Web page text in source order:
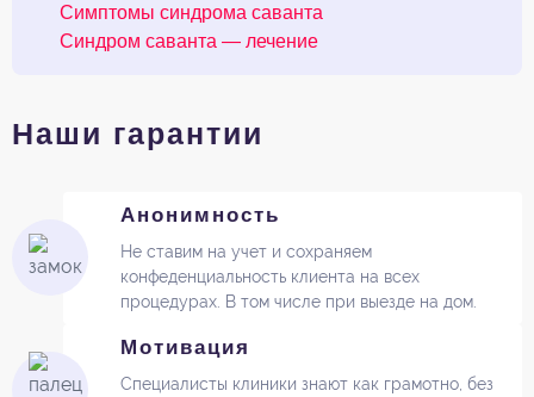
Симптомы синдрома саванта
Синдром саванта — лечение
Наши гарантии
Анонимность
Не ставим на учет и сохраняем
конфеденциальность клиента на всех
процедурах. В том числе при выезде на дом.
Мотивация
Специалисты клиники знают как грамотно, без